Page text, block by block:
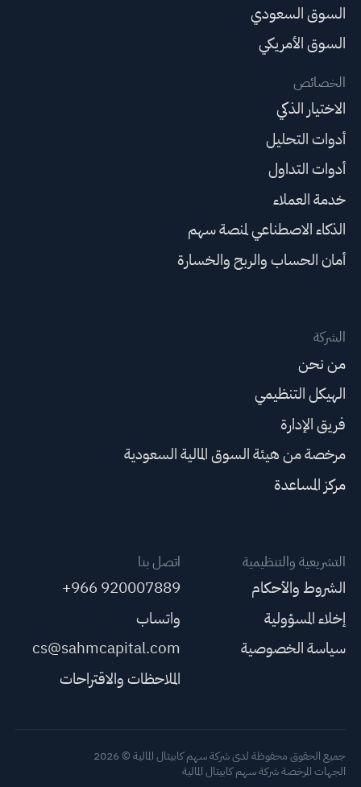
السوق السعودي
السوق الأمريكي
الخصائص
الاختيار الذكي
أدوات التحليل
أدوات التداول
خدمة العملاء
الذكاء الاصطناعي لمنصة سهم
أمان الحساب والربح والخسارة
الشركة
من نحن
الهيكل التنظيمي
فريق الإدارة
مرخصة من هيئة السوق المالية السعودية
مركز المساعدة
التشريعية والتنظيمية
الشروط والأحكام
إخلاء المسؤولية
سياسة الخصوصية
اتصل بنا
+966 920007889
واتساب
cs@sahmcapital.com
الملاحظات والاقتراحات
جميع الحقوق محفوظة لدى شركة سهم كابيتال المالية © 2026
الجهات المرخصة شركة سهم كابيتال المالية